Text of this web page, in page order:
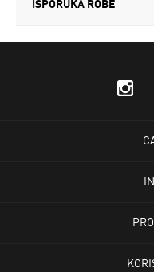
ISPORUKA ROBE